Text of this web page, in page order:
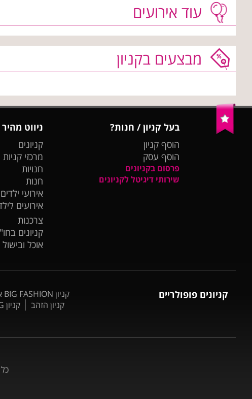
עוד אירועים
מבצעים בקניון
בעל קניון / חנות?
הוסף קניון
הוסף עסק
פרסום בקניונים
שירותי דיגיטל לקניונים
ניווט מהיר
קניונים
מרכזי קניות
חנויות
חנות
אירועי ילדים
אירועים
צרכנות
קניונים
אוכל ובישול
קניונים פופולריים קניון BIG FASHION אשדוד
קניון הזהב
קניון G כפר סבא